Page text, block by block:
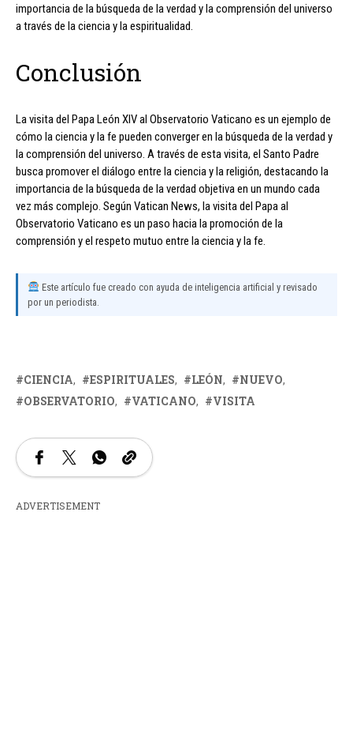
importancia de la búsqueda de la verdad y la comprensión del universo
a través de la ciencia y la espiritualidad.
Conclusión
La visita del Papa León XIV al Observatorio Vaticano es un ejemplo de
cómo la ciencia y la fe pueden converger en la búsqueda de la verdad y
la comprensión del universo. A través de esta visita, el Santo Padre
busca promover el diálogo entre la ciencia y la religión, destacando la
importancia de la búsqueda de la verdad objetiva en un mundo cada
vez más complejo. Según Vatican News, la visita del Papa al
Observatorio Vaticano es un paso hacia la promoción de la
comprensión y el respeto mutuo entre la ciencia y la fe.
Este artículo fue creado con ayuda de inteligencia artificial y revisado
por un periodista.
CIENCIA ESPIRITUALES LEÓN
NUEVO
OBSERVATORIO
VATICANO VISITA
ADVERTISEMENT